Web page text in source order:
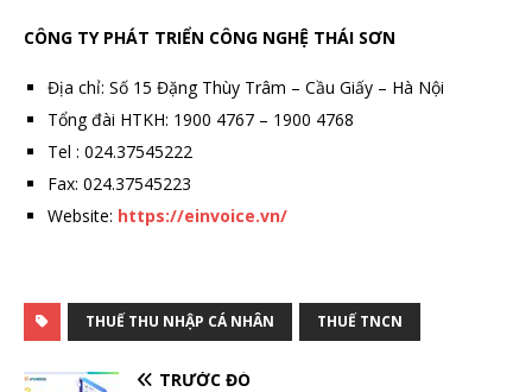
CÔNG TY PHÁT TRIỂN CÔNG NGHỆ THÁI SƠN
Địa chỉ: Số 15 Đặng Thùy Trâm – Cầu Giấy – Hà Nội
Tổng đài HTKH: 1900 4767 – 1900 4768
Tel : 024.37545222
Fax: 024.37545223
Website: https://einvoice.vn/
THUẾ THU NHẬP CÁ NHÂN THUẾ TNCN
TRƯỚC ĐÓ